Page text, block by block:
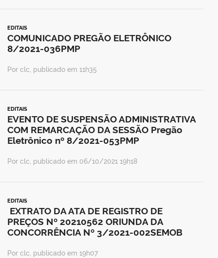
EDITAIS
COMUNICADO PREGÃO ELETRÔNICO
8/2021-036PMP
Por clc, publicado em 11h35
EDITAIS
EVENTO DE SUSPENSÃO ADMINISTRATIVA
COM REMARCAÇÃO DA SESSÃO Pregão
Eletrônico nº 8/2021-053PMP
Por clc, publicado em 06/10/2021 19h18
EDITAIS
EXTRATO DA ATA DE REGISTRO DE
PREÇOS Nº 20210562 ORIUNDA DA
CONCORRÊNCIA Nº 3/2021-002SEMOB
Por clc, publicado em 19h07